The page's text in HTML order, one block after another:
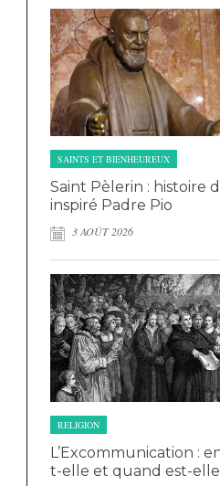
SAINTS ET BIENHEUREUX
Saint Pèlerin : histoire
inspiré Padre Pio
3 AOÛT 2026
RELIGION
L’Excommunication :
t-elle et quand est-